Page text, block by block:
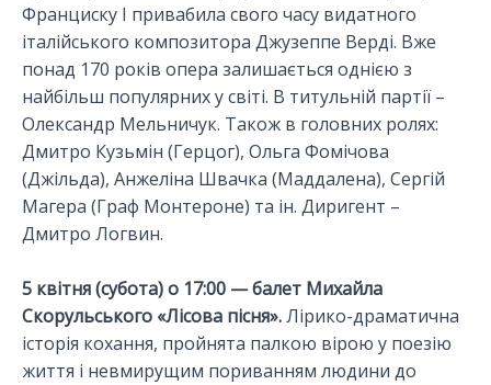
Франциску І привабила свого часу видатного
італійського композитора Джузеппе Верді. Вже
понад 170 років опера залишається однією з
найбільш популярних у світі. В титульній партії –
Олександр Мельничук. Також в головних ролях:
Дмитро Кузьмін (Герцог), Ольга Фомічова
(Джільда), Анжеліна Швачка (Маддалена), Сергій
Магера (Граф Монтероне) та ін. Диригент –
Дмитро Логвин.
5 квітня (субота) о 17:00 — балет Михайла
Скорульського «Лісова пісня».Лірико-драматична
історія кохання, пройнята палкою вірою у поезію
життя і невмирущим пориванням людини до